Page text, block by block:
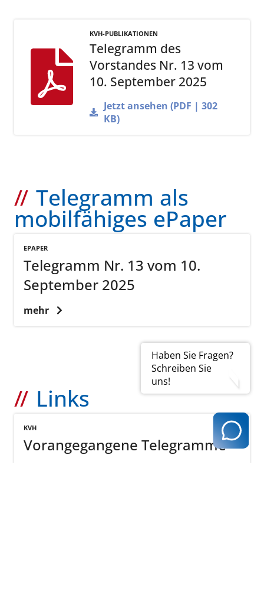
Haben Sie Fragen?
Schreiben Sie
uns!
KVH-PUBLIKATIONEN
Telegramm des
Vorstandes Nr. 13 vom
10. September 2025
Jetzt ansehen (PDF | 302
KB)
Telegramm als
mobilfähiges ePaper
EPAPER
Telegramm Nr. 13 vom 10.
September 2025
mehr
Links
KVH
Vorangegangene Telegramme